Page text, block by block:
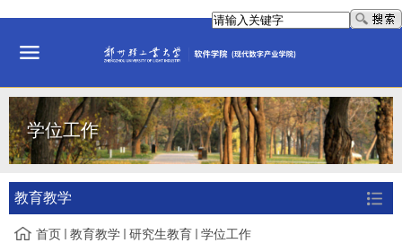
学位工作
教育教学
首页 教育教学 研究生教育 学位工作